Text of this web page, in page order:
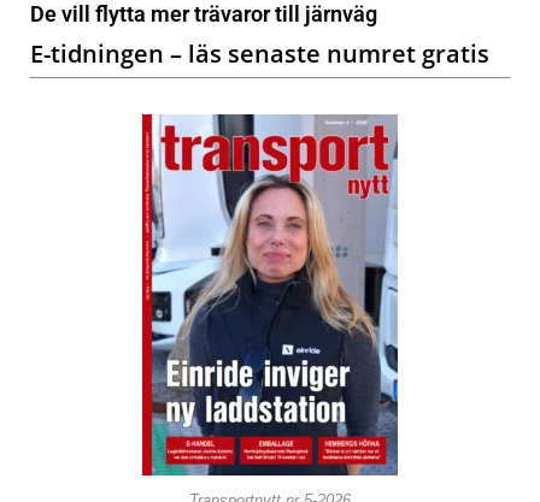
De vill flytta mer trävaror till järnväg
E-tidningen – läs senaste numret gratis